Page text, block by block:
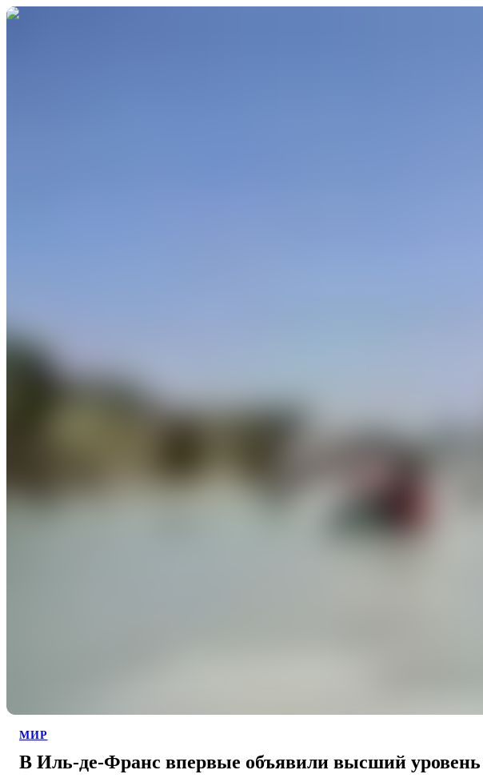
МИР
В Иль-де-Франс впервые объявили высший уровень